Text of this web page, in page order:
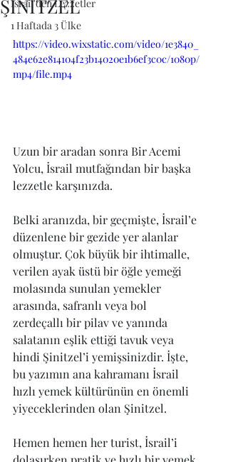
İsrail'den Lezzetler
1 Haftada 3 Ülke
ŞİNİTZEL
https://video.wixstatic.com/video/1e3840_
484e62e814104f23b14020e1b6ef3c0c/1080p/
mp4/file.mp4
Uzun bir aradan sonra Bir Acemi
Yolcu, İsrail mutfağından bir başka
lezzetle karşınızda.
Belki aranızda, bir geçmişte, İsrail’e
düzenlene bir gezide yer alanlar
olmuştur. Çok büyük bir ihtimalle,
verilen ayak üstü bir öğle yemeği
molasında sunulan yemekler
arasında, safranlı veya bol
zerdeçallı bir pilav ve yanında
salatanın eşlik ettiği tavuk veya
hindi Şinitzel’i yemişsinizdir. İşte,
bu yazımın ana kahramanı İsrail
hızlı yemek kültürünün en önemli
yiyeceklerinden olan Şinitzel.
Hemen hemen her turist, İsrail’i